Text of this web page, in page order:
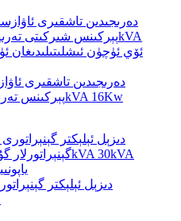
دىزېل ئېلېكتر